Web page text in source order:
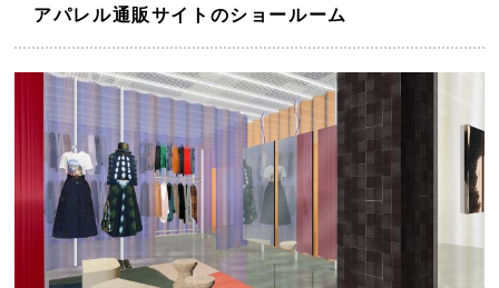
アパレル通販サイトのショールーム